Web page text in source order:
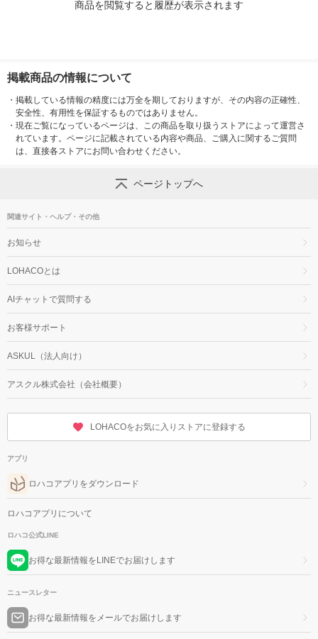
商品を閲覧すると履歴が表示されます
掲載商品の情報について
・ 掲載している情報の精度には万全を期しておりますが、その内容の正確性、
安全性、有用性を保証するものではありません。
・ 現在ご覧になっているページは、この商品を取り扱うストアによって運営さ
れています。ページに記載されている内容や商品、ご購入に関するご質問
は、直接各ストアにお問い合わせください。
ページトップへ
関連サイト・ヘルプ・その他
お知らせ
LOHACOとは
AIチャットで質問する
お客様サポート
ASKUL（法人向け）
アスクル株式会社（会社概要）
LOHACOをお気に入りストアに登録する
アプリ
ロハコアプリをダウンロード
ロハコアプリについて
ロハコ公式LINE
お得な最新情報をLINEでお届けします
ニュースレター
お得な最新情報をメールでお届けします